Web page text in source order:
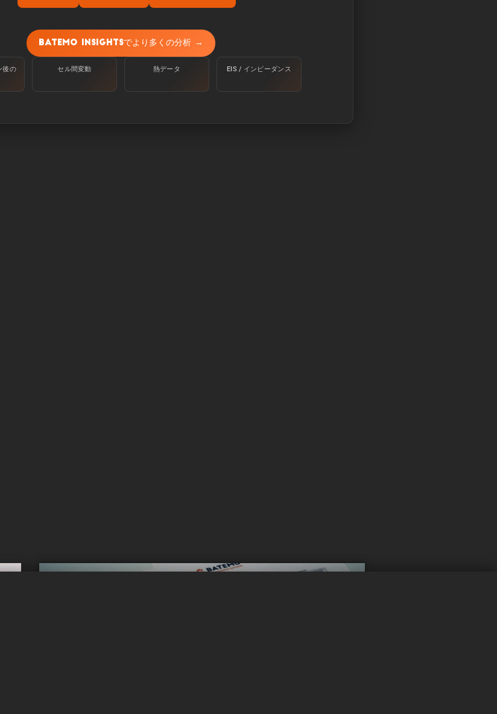
で、100%から定電流C/10で下限電圧に達するまで放電させて測定する。
度25℃のセルを100％からC/10の定電流で下限電圧に達するまで放電させる
Batemo Insightsでより多くの分析 →
後の
セル間変動 熱データ EIS / インピーダンス